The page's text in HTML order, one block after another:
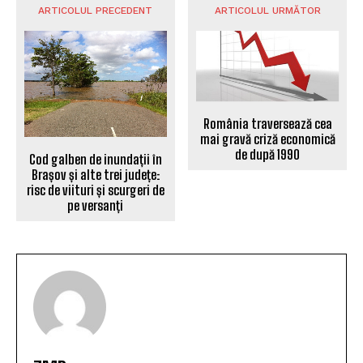
ARTICOLUL PRECEDENT
Cod galben de inundații în
Brașov și alte trei județe:
risc de viituri și scurgeri de
pe versanți
ARTICOLUL URMĂTOR
România traversează cea
mai gravă criză economică
de după 1990